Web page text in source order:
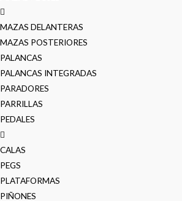
MAZAS DELANTERAS
MAZAS POSTERIORES
PALANCAS
PALANCAS INTEGRADAS
PARADORES
PARRILLAS
PEDALES
CALAS
PEGS
PLATAFORMAS
PIÑONES